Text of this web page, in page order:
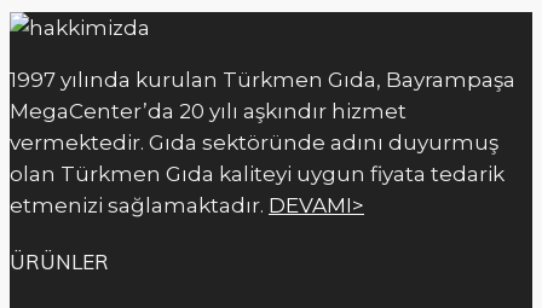
1997 yılında kurulan Türkmen Gıda, Bayrampaşa
MegaCenter’da 20 yılı aşkındır hizmet
vermektedir. Gıda sektöründe adını duyurmuş
olan Türkmen Gıda kaliteyi uygun fiyata tedarik
etmenizi sağlamaktadır. DEVAMI>
ÜRÜNLER